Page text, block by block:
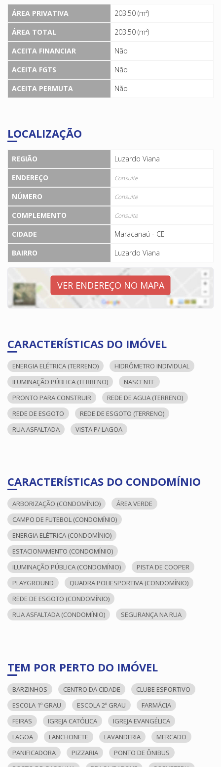
ÁREA PRIVATIVA
203.50 (m²)
ÁREA TOTAL
203.50 (m²)
ACEITA FINANCIAR
Não
ACEITA FGTS
Não
ACEITA PERMUTA
Não
LOCALIZAÇÃO
REGIÃO
Luzardo Viana
ENDEREÇO
Consulte
NÚMERO Consulte
COMPLEMENTO Consulte
CIDADE
Maracanaú - CE
BAIRRO
Luzardo Viana
VER ENDEREÇO NO MAPA
CARACTERÍSTICAS DO IMÓVEL
ENERGIA ELÉTRICA (TERRENO)
HIDRÔMETRO INDIVIDUAL
ILUMINAÇÃO PÚBLICA (TERRENO)
NASCENTE
PRONTO PARA CONSTRUIR
REDE DE AGUA (TERRENO)
REDE DE ESGOTO
REDE DE ESGOTO (TERRENO)
RUA ASFALTADA
VISTA P/ LAGOA
CARACTERÍSTICAS DO CONDOMÍNIO
ARBORIZAÇÃO (CONDOMÍNIO)
ÁREA VERDE
CAMPO DE FUTEBOL (CONDOMÍNIO)
ENERGIA ELÉTRICA (CONDOMÍNIO)
ESTACIONAMENTO (CONDOMÍNIO)
ILUMINAÇÃO PÚBLICA (CONDOMÍNIO)
PISTA DE COOPER
PLAYGROUND
QUADRA POLIESPORTIVA (CONDOMÍNIO)
REDE DE ESGOTO (CONDOMÍNIO)
RUA ASFALTADA (CONDOMÍNIO)
SEGURANÇA NA RUA
TEM POR PERTO DO IMÓVEL
BARZINHOS CENTRO DA CIDADE
CLUBE ESPORTIVO
ESCOLA 1º GRAU
ESCOLA 2º GRAU
FARMÁCIA
FEIRAS
IGREJA CATÓLICA
IGREJA EVANGÉLICA
LAGOA
LANCHONETE LAVANDERIA
MERCADO
PANIFICADORA
PIZZARIA
PONTO DE ÔNIBUS